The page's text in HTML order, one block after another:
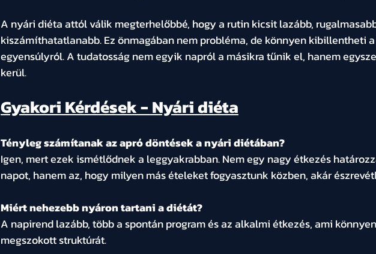
A nyári diéta attól válik megterhelőbbé, hogy a rutin kicsit lazább,
kiszámíthatatlanabb. Ez önmagában nem probléma, de könnyen kibillentheti
egyensúlyról. A tudatosság nem egyik napról a másikra tűnik el, hanem
kerül.
Gyakori Kérdések - Nyári diéta
Tényleg számítanak az apró döntések a nyári diétában?
Igen, mert ezek ismétlődnek a leggyakrabban. Nem egy nagy étkezés
napot, hanem az, hogy milyen más ételeket fogyasztunk közben, akár
Miért nehezebb nyáron tartani a diétát?
A napirend lazább, több a spontán program és az alkalmi étkezés, ami
megszokott struktúrát.